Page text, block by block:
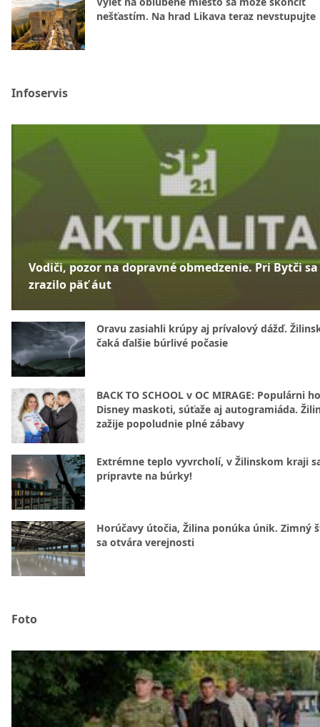
nešťastím. Na hrad Likava teraz nevstupujte
Infoservis
Vodiči, pozor na dopravné obmedzenie. Pri Bytči sa
zrazilo päť áut
Oravu zasiahli krúpy aj prívalový dážď.
čaká ďalšie búrlivé počasie
BACK TO SCHOOL v OC MIRAGE: Populárni
Disney maskoti, súťaže aj autogramiáda.
zažije popoludnie plné zábavy
Extrémne teplo vyvrcholí, v Žilinskom kraji
pripravte na búrky!
Horúčavy útočia, Žilina ponúka únik. Zimný
sa otvára verejnosti
Foto